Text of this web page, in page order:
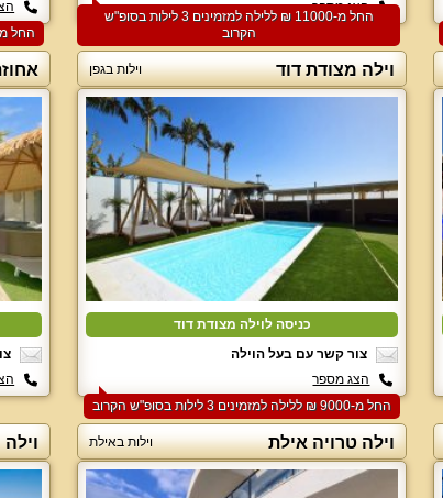
הצג מספר
החל מ-‏11000 ₪ ללילה למזמינים 3 לילות בסופ"ש
הקרוב
החל מ-‏4000 ₪ ללילה למזמינים 2 לילות
וילה מצודת דוד וילות בגפן
כניסה לוילה מצודת דוד
צור קשר עם בעל הוילה
הצג מספר
החל מ-‏9000 ₪ ללילה למזמינים 3 לילות בסופ"ש הקרוב
וילה טרויה אילת וילות באילת וילה